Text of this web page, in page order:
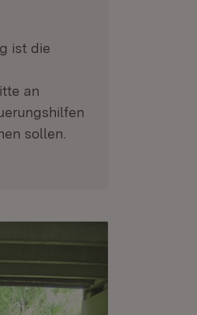
ist die
an
sollen.